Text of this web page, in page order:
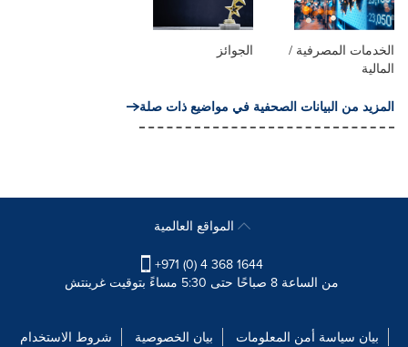
الخدمات المصرفية /
المالية
الجوائز
المزيد من البيانات الصحفية في مواضيع ذات صلة
+971 (0) 4 368 1644
من الساعة 8 صباحًا حتى 5:30 مساءً بتوقيت غرينتش
شروط الاستخدام بيان الخصوصية بيان سياسة أمن المعلومات